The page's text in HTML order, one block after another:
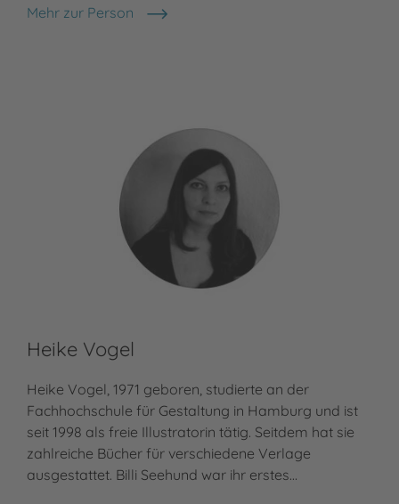
Mehr zur Person
Anja Kiel
Heike Vogel
Heike Vogel, 1971 geboren, studierte an der
Fachhochschule für Gestaltung in Hamburg und ist
seit 1998 als freie Illustratorin tätig. Seitdem hat sie
zahlreiche Bücher für verschiedene Verlage
ausgestattet. Billi Seehund war ihr erstes…